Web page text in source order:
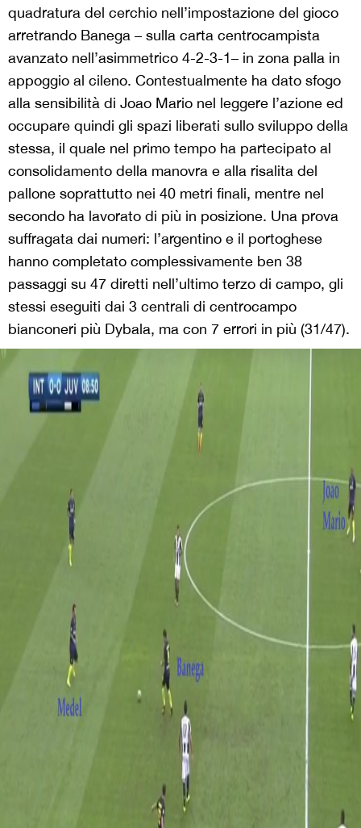
quadratura del cerchio nell’impostazione del gioco
arretrando Banega – sulla carta centrocampista
avanzato nell’asimmetrico 4-2-3-1– in zona palla in
appoggio al cileno. Contestualmente ha dato sfogo
alla sensibilità di Joao Mario nel leggere l’azione ed
occupare quindi gli spazi liberati sullo sviluppo della
stessa, il quale nel primo tempo ha partecipato al
consolidamento della manovra e alla risalita del
pallone soprattutto nei 40 metri finali, mentre nel
secondo ha lavorato di più in posizione. Una prova
suffragata dai numeri: l’argentino e il portoghese
hanno completato complessivamente ben 38
passaggi su 47 diretti nell’ultimo terzo di campo, gli
stessi eseguiti dai 3 centrali di centrocampo
bianconeri più Dybala, ma con 7 errori in più (31/47).